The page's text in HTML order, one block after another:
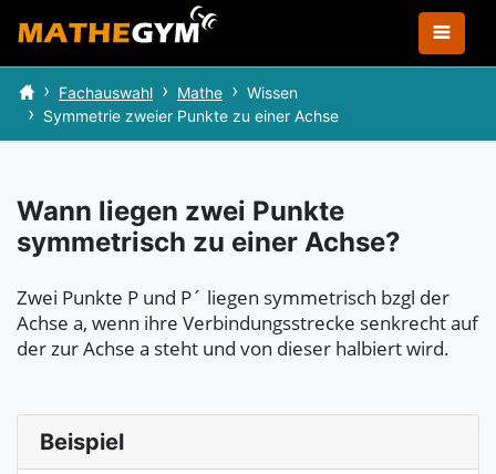
Fachauswahl Mathe
Wissen
Symmetrie zweier Punkte zu einer Achse
Wann liegen zwei Punkte
symmetrisch zu einer Achse?
Zwei Punkte P und P´ liegen symmetrisch bzgl der
Achse a, wenn ihre Verbindungsstrecke senkrecht auf
der zur Achse a steht und von dieser halbiert wird.
Beispiel